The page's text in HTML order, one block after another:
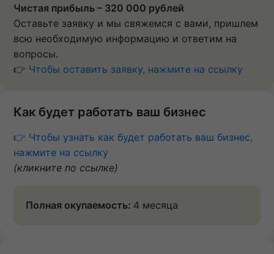
Чистая прибыль – 320 000 рублей
Оставьте заявку и мы свяжемся с вами, пришлем
всю необходимую информацию и ответим на
вопросы.
👉 Чтобы оставить заявку, нажмите на ссылку
Как будет работать ваш бизнес
👉 Чтобы узнать как будет работать ваш бизнес,
нажмите на ссылку
(кликните по ссылке)
Полная окупаемость: 4 месяца